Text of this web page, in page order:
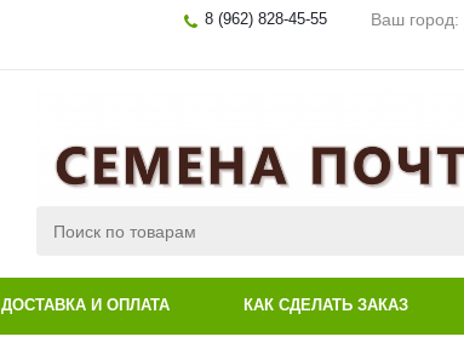
8 (962) 828-45-55 Ваш город:
ДОСТАВКА И ОПЛАТА КАК СДЕЛАТЬ ЗАКАЗ